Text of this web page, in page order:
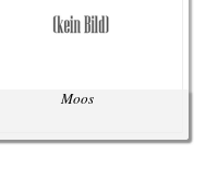
Moos